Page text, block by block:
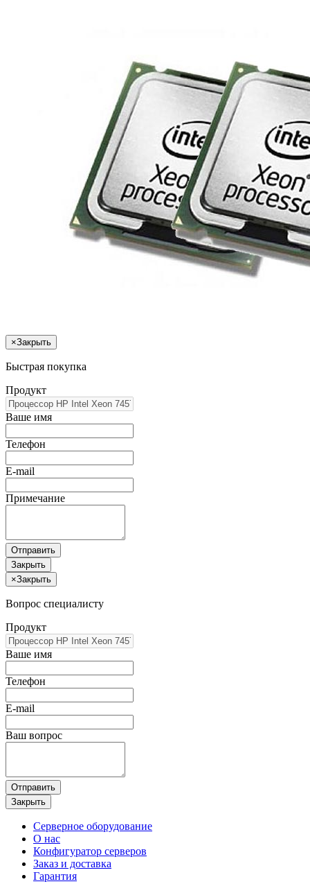
×Закрыть
Быстрая покупка
Продукт
Ваше имя
Телефон
E-mail
Примечание
Отправить
Закрыть
×Закрыть
Вопрос специалисту
Продукт
Ваше имя
Телефон
E-mail
Ваш вопрос
Отправить
Закрыть
Серверное оборудование
О нас
Конфигуратор серверов
Заказ и доставка
Гарантия